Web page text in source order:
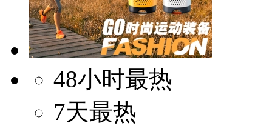
48小时最热
7天最热